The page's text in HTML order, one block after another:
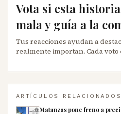
Vota si esta
mala y guía a la
Tus reacciones ayudan a
realmente importan. Cada voto
ARTÍCULOS RELACIONADOS
Matanzas pone freno a